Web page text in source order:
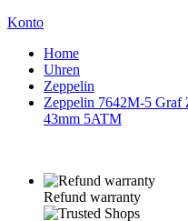
Konto
Home
Uhren
Zeppelin
Zeppelin 7642M-5
43mm 5ATM
Refund warranty